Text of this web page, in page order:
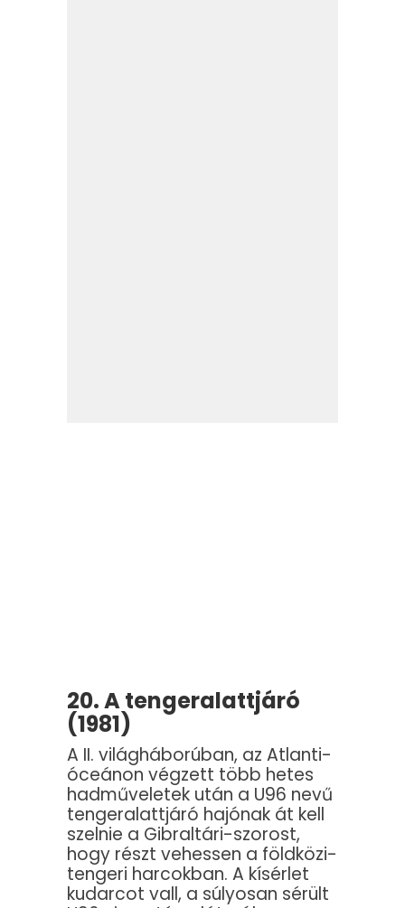
20. A tengeralattjáró
(1981)
A II. világháborúban, az Atlanti-
óceánon végzett több hetes
hadműveletek után a U96 nevű
tengeralattjáró hajónak át kell
szelnie a Gibraltári-szorost,
hogy részt vehessen a földközi-
tengeri harcokban. A kísérlet
kudarcot vall, a súlyosan sérült